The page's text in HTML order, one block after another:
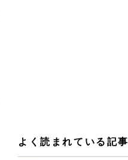
よく読まれている記事